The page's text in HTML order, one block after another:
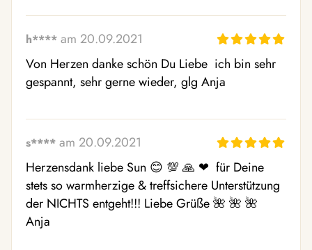
h**** am 20.09.2021
Von Herzen danke schön Du Liebe  ich bin sehr
gespannt, sehr gerne wieder, glg Anja
s**** am 20.09.2021
Herzensdank liebe Sun 😊 💯 🙏 ❤ ️ für Deine
stets so warmherzige & treffsichere Unterstützung
der NICHTS entgeht!!! Liebe Grüße 🌺 🌺 🌺
Anja